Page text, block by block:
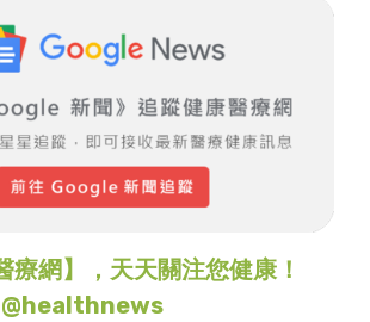
療網】，天天關注您健康！
@healthnews